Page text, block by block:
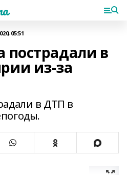
05:51
пострадали в
из-за
в ДТП в